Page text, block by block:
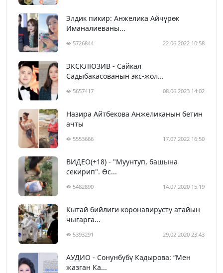
Элдик пикир: Анжелика Айчүрөк
Иманалиеваны...
5726844 22.06.2022 10:58
ЭКСКЛЮЗИВ - Сайкал
Садыбакасованын экс-жол...
5657417 08.06.2023 14:02
Назира Айтбекова Анжеликанын бетин
ачты
5553666 17.07.2022 16:50
ВИДЕО(+18) - "Муунтуп, башына
секирип". Өс...
5482890 14.07.2020 15:19
Кытай бийлиги коронавирусту атайын
чыгарга...
5393291 29.02.2020 23:43
АУДИО - Сонунбүбү Кадырова: “Мен
жазган Ка...